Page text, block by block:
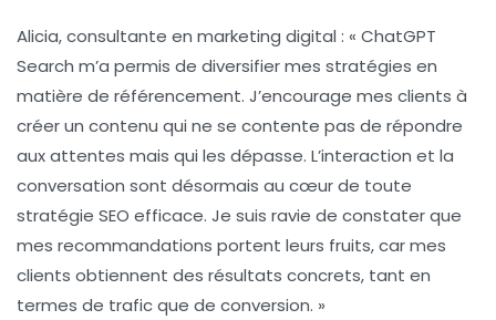
Alicia, consultante en marketing digital : « ChatGPT
Search m’a permis de diversifier mes stratégies en
matière de référencement. J’encourage mes clients à
créer un contenu qui ne se contente pas de répondre
aux attentes mais qui les dépasse. L’interaction et la
conversation sont désormais au cœur de toute
stratégie SEO efficace. Je suis ravie de constater que
mes recommandations portent leurs fruits, car mes
clients obtiennent des résultats concrets, tant en
termes de trafic que de conversion. »